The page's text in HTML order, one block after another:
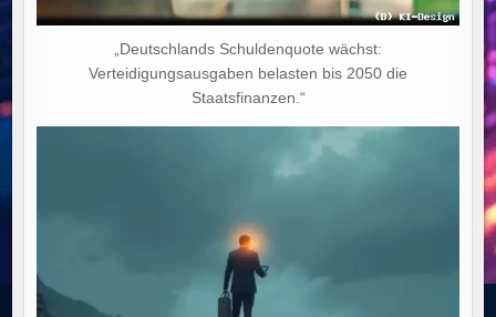
„Deutschlands Schuldenquote wächst:
Verteidigungsausgaben belasten bis 2050 die
Staatsfinanzen.“